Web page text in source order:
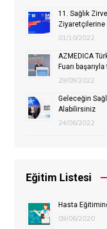
11. Sağlık
Ziyaretçilerine
01/10/2022
AZMEDICA
Fuarı
29/09/2022
Geleceğin
Alabilirsiniz
24/06/2022
Eğitim Listesi
Hasta
09/06/2020